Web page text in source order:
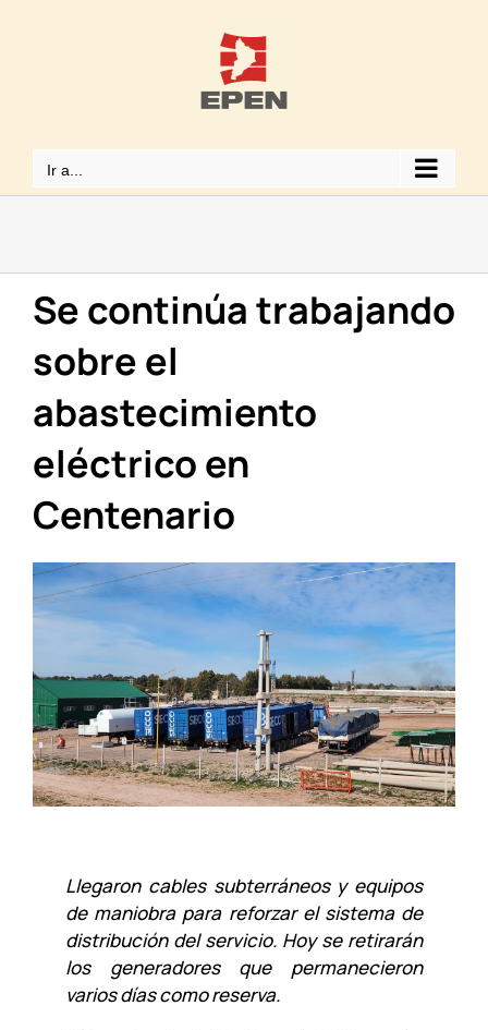
Ir a...
Se continúa trabajando
sobre el
abastecimiento
eléctrico en
Centenario
Llegaron cables subterráneos y equipos
de maniobra para reforzar el sistema de
distribución del servicio. Hoy se retirarán
los generadores que permanecieron
varios días como reserva.